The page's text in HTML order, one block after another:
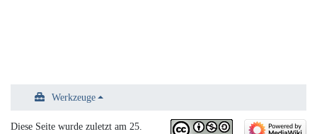
Werkzeuge
Diese Seite wurde zuletzt am 25.